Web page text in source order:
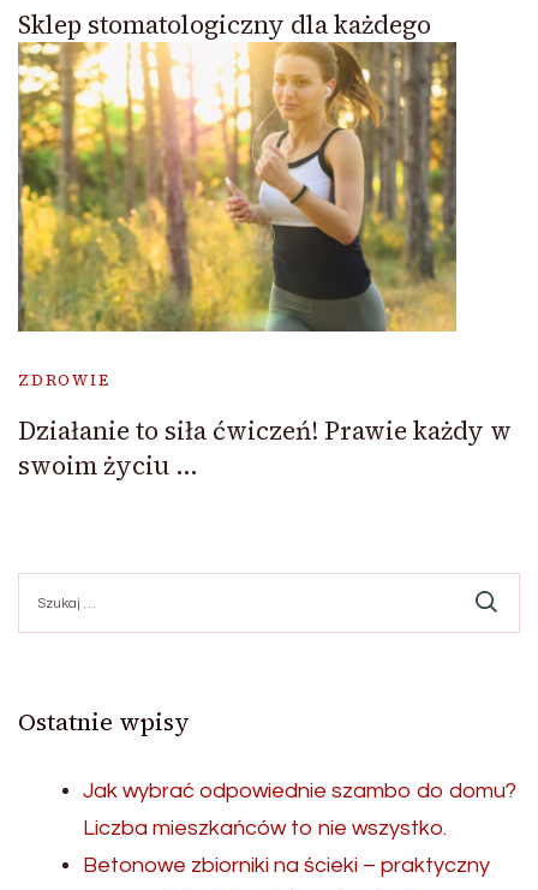
Sklep stomatologiczny dla każdego
ZDROWIE
Działanie to siła ćwiczeń! Prawie każdy w
swoim życiu …
Ostatnie wpisy
Jak wybrać odpowiednie szambo do domu?
Liczba mieszkańców to nie wszystko.
Betonowe zbiorniki na ścieki – praktyczny